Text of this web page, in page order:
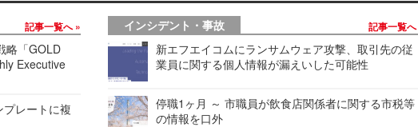
記事一覧へ
略「GOLD
Executive
レートに複
インシデント・事故 記事一覧へ
新エフエイコムにランサムウェア攻撃、取引先の従
業員に関する個人情報が漏えいした可能性
停職1ヶ月 ～ 市職員が飲食店関係者に関する市税等
の情報を口外